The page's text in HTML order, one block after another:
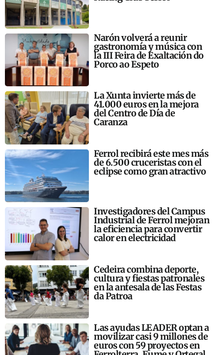
Narón volverá a reunir
gastronomía y música con
la III Feira de Exaltación do
Porco ao Espeto
La Xunta invierte más de
41.000 euros en la mejora
del Centro de Día de
Caranza
Ferrol recibirá este mes más
de 6.500 cruceristas con el
eclipse como gran atractivo
Investigadores del Campus
Industrial de Ferrol mejoran
la eficiencia para convertir
calor en electricidad
Cedeira combina deporte,
cultura y fiestas patronales
en la antesala de las Festas
da Patroa
Las ayudas LEADER optan a
movilizar casi 9 millones de
euros con 59 proyectos en